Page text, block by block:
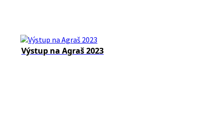
Výstup na Agraš 2023